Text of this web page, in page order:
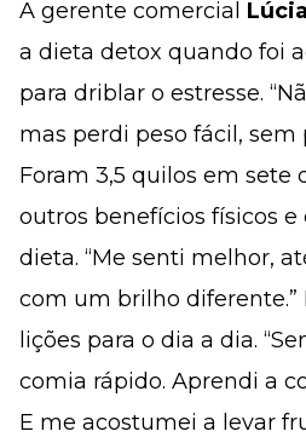
A gerente comercial
a dieta detox quando foi
para driblar o estresse.
mas perdi peso fácil, sem
Foram 3,5 quilos em sete
outros benefícios físicos
dieta. “Me senti melhor,
com um brilho diferente.”
lições para o dia a dia.
comia rápido. Aprendi a
E me acostumei a levar